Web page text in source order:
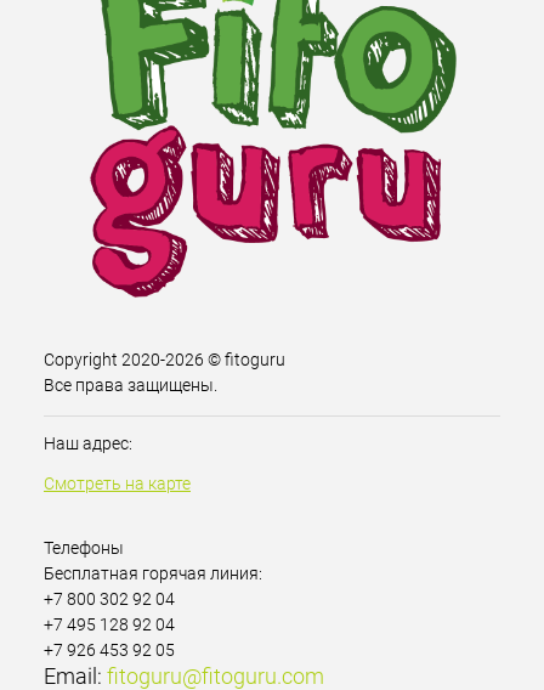
Copyright 2020-2026 © fitoguru
Все права защищены.
Наш адрес:
Смотреть на карте
Телефоны
Бесплатная горячая линия:
+7 800 302 92 04
+7 495 128 92 04
+7 926 453 92 05
Email: fitoguru@fitoguru.com